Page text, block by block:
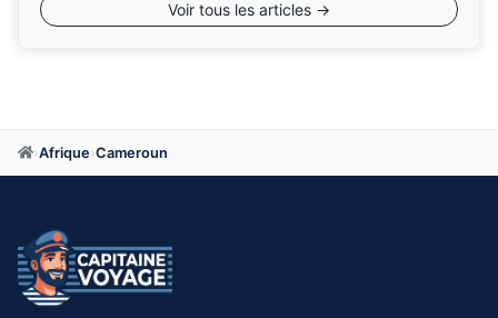
Voir tous les articles →
›Afrique›Cameroun